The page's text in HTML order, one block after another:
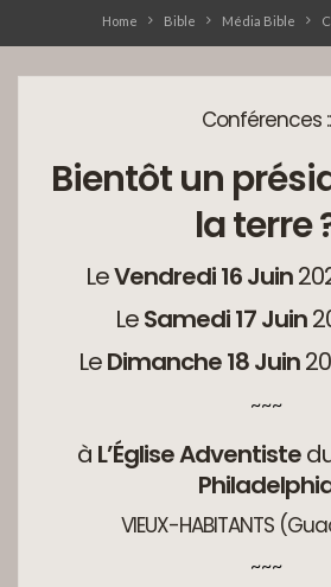
Home Bible Média Bible
Conférences ::
Bientôt un
la terre
LeVendredi 16 Juin
LeSamedi 17 Juin
LeDimanche 18 Juin
~~~
à L’Église Adventiste
VIEUX-HABITANTS
~~~